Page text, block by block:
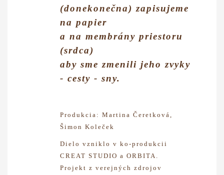
(donekonečna) zapisujeme
na papier
a na membrány priestoru
(srdca)
aby sme zmenili jeho zvyky
- cesty - sny.
Produkcia: Martina Čeretková,
Šimon Koleček
Dielo vzniklo v ko-produkcii
CREAT STUDIO a ORBITA.
Projekt z verejných zdrojov